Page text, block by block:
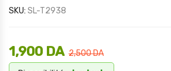
SKU: SL-T2938
2,500DA
1,900 DA